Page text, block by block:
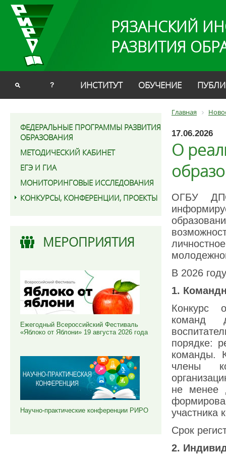
РЯЗАНСКИЙ
РАЗВИТИЯ
? ИНСТИТУТ ОБУЧЕНИЕ
ФЕДЕРАЛЬНЫЕ ПРОГРАММЫ РАЗВИТИЯ
ОБРАЗОВАНИЯ
МЕТОДИЧЕСКИЙ КАБИНЕТ
ЕГЭ И ГИА
МОНИТОРИНГОВЫЕ ИССЛЕДОВАНИЯ
КОНКУРСЫ, КОНФЕРЕНЦИИ, ПРОЕКТЫ
МЕРОПРИЯТИЯ
Ежегодный Всероссийский Фестиваль
«Яблоко от Яблони» 19 августа 2026 года
Научно-практические конференции РИРО
Главная
17.06.2026
О
ОГБУ ДПО
В 2026
1.
Конкурс
команд
порядке:
команды.
члены
не менее
участника
Срок
2.